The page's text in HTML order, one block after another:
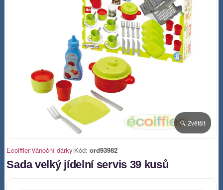
🔍 Zvětšit
Ecoiffier|Vánoční dárky|Kód:ord93982
Sada velký jídelní servis 39 kusů